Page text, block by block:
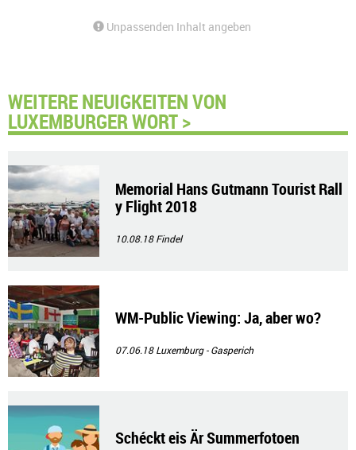
Unpassenden Inhalt angeben
WEITERE NEUIGKEITEN VON
LUXEMBURGER WORT >
Memorial Hans Gutmann Tourist Rall
y Flight 2018
10.08.18Findel
WM-Public Viewing: Ja, aber wo?
07.06.18Luxemburg - Gasperich
Schéckt eis Är Summerfotoen